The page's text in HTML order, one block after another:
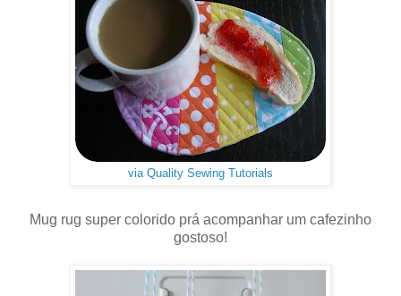
via Quality Sewing Tutorials
Mug rug super colorido prá acompanhar um cafezinho
gostoso!